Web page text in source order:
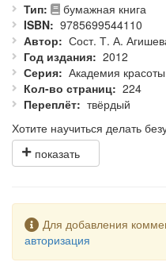
Тип
бумажная книга
ISBN
9785699544110
Автор
Сост. Т. А.
Год издания
2012
Серия
Академия красоты
Кол-во страниц
224
Переплёт
твёрдый
Хотите научиться делать
профессионал? Тогда эта
Вы узнаете, как выбирать
форму лица, носа, губ,
помощью макияжа, освоите
дневной, вечерний,
даже новогодний фейс-арт.
Предупреждение
Для добавления
авторизация